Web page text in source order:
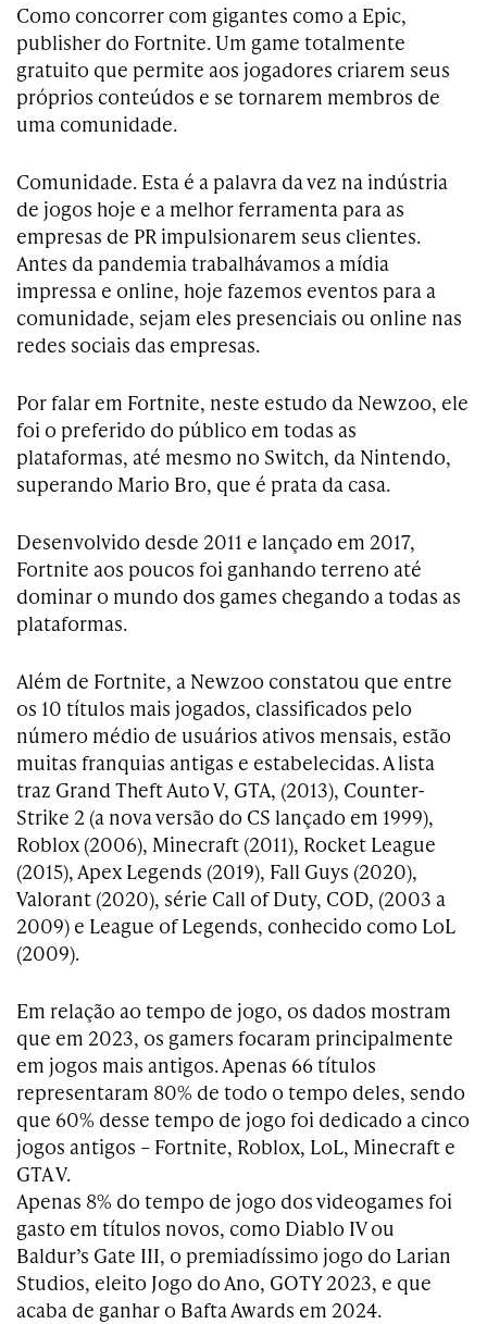
Como concorrer com gigantes como a Epic,
publisher do Fortnite. Um game totalmente
gratuito que permite aos jogadores criarem seus
próprios conteúdos e se tornarem membros de
uma comunidade.
Comunidade. Esta é a palavra da vez na indústria
de jogos hoje e a melhor ferramenta para as
empresas de PR impulsionarem seus clientes.
Antes da pandemia trabalhávamos a mídia
impressa e online, hoje fazemos eventos para a
comunidade, sejam eles presenciais ou online nas
redes sociais das empresas.
Por falar em Fortnite, neste estudo da Newzoo, ele
foi o preferido do público em todas as
plataformas, até mesmo no Switch, da Nintendo,
superando Mario Bro, que é prata da casa.
Desenvolvido desde 2011 e lançado em 2017,
Fortnite aos poucos foi ganhando terreno até
dominar o mundo dos games chegando a todas as
plataformas.
Além de Fortnite, a Newzoo constatou que entre
os 10 títulos mais jogados, classificados pelo
número médio de usuários ativos mensais, estão
muitas franquias antigas e estabelecidas. A lista
traz Grand Theft Auto V, GTA, (2013), Counter-
Strike 2 (a nova versão do CS lançado em 1999),
Roblox (2006), Minecraft (2011), Rocket League
(2015), Apex Legends (2019), Fall Guys (2020),
Valorant (2020), série Call of Duty, COD, (2003 a
2009) e League of Legends, conhecido como LoL
(2009).
Em relação ao tempo de jogo, os dados mostram
que em 2023, os gamers focaram principalmente
em jogos mais antigos. Apenas 66 títulos
representaram 80% de todo o tempo deles, sendo
que 60% desse tempo de jogo foi dedicado a cinco
jogos antigos – Fortnite, Roblox, LoL, Minecraft e
GTA V.
Apenas 8% do tempo de jogo dos videogames foi
gasto em títulos novos, como Diablo IV ou
Baldur’s Gate III, o premiadíssimo jogo do Larian
Studios, eleito Jogo do Ano, GOTY 2023, e que
acaba de ganhar o Bafta Awards em 2024.